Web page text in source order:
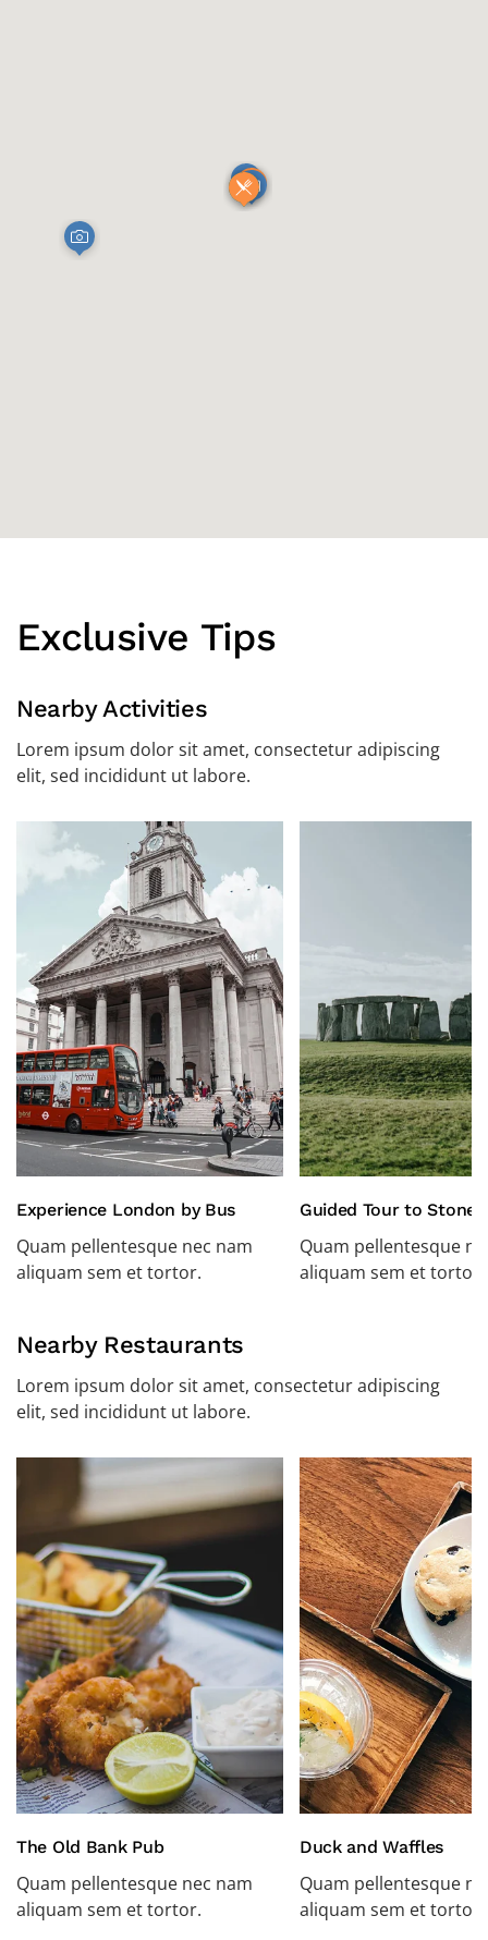
Exclusive Tips
Nearby Activities
Lorem ipsum dolor sit amet, consectetur adipiscing
elit, sed incididunt ut labore.
Experience London by Bus
Quam pellentesque nec nam
aliquam sem et tortor.
Guided Tour to
Quam pellentesque
aliquam sem et tortor.
Nearby Restaurants
Lorem ipsum dolor sit amet, consectetur adipiscing
elit, sed incididunt ut labore.
The Old Bank Pub
Quam pellentesque nec nam
aliquam sem et tortor.
Duck and Waffles
Quam pellentesque
aliquam sem et tortor.